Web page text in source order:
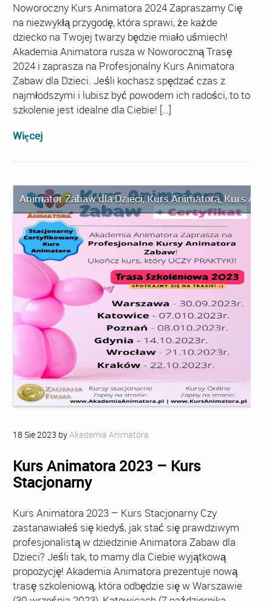
Noworoczny Kurs Animatora 2024 Zapraszamy Cię
na niezwykłą przygodę, która sprawi, że każde
dziecko na Twojej twarzy będzie miało uśmiech!
Akademia Animatora rusza w Noworoczną Trasę
2024 i zaprasza na Profesjonalny Kurs Animatora
Zabaw dla Dzieci. Jeśli kochasz spędzać czas z
najmłodszymi i lubisz być powodem ich radości, to to
szkolenie jest idealne dla Ciebie! […]
Więcej
Animator Zabaw dla Dzieci,Kurs Animatora,Kurs
18 Sie2023 byAkademia Animatora
Kurs Animatora 2023 – Kurs
Stacjonarny
Kurs Animatora 2023 – Kurs Stacjonarny Czy
zastanawiałeś się kiedyś, jak stać się prawdziwym
profesjonalistą w dziedzinie Animatora Zabaw dla
Dzieci? Jeśli tak, to mamy dla Ciebie wyjątkową
propozycję! Akademia Animatora prezentuje nową
trasę szkoleniową, która odbędzie się w Warszawie